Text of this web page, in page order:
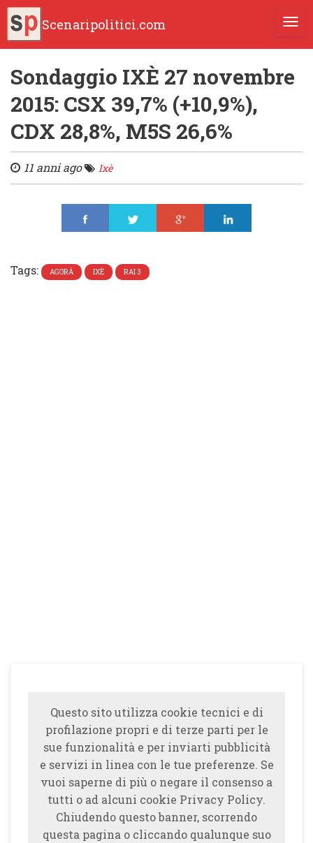
Scenaripolitici.com
Sondaggio IXÈ 27 novembre
2015: CSX 39,7% (+10,9%),
CDX 28,8%, M5S 26,6%
11 anni ago Ixè
Tags: AGORÀ IXÈ RAI 3
Questo sito utilizza cookie tecnici e di
profilazione propri e di terze parti per le
sue funzionalità e per inviarti pubblicità
e servizi in linea con le tue preferenze. Se
vuoi saperne di più o negare il consenso a
tutti o ad alcuni cookie Privacy Policy.
Chiudendo questo banner, scorrendo
questa pagina o cliccando qualunque suo